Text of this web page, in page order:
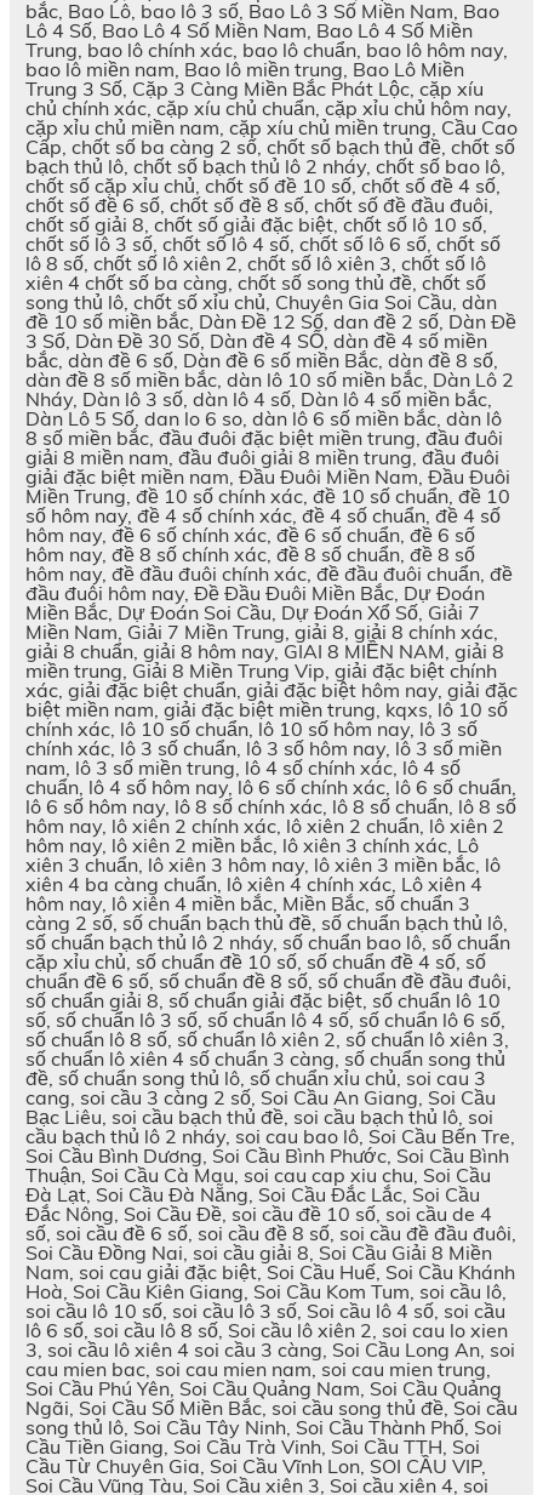
bắc, Bao Lô, bao lô 3 số, Bao Lô 3 Số Miền Nam, Bao
Lô 4 Số, Bao Lô 4 Số Miền Nam, Bao Lô 4 Số Miền
Trung, bao lô chính xác, bao lô chuẩn, bao lô hôm nay,
bao lô miền nam, Bao lô miền trung, Bao Lô Miền
Trung 3 Số, Cặp 3 Càng Miền Bắc Phát Lộc, cặp xíu
chủ chính xác, cặp xíu chủ chuẩn, cặp xỉu chủ hôm nay,
cặp xỉu chủ miền nam, cặp xíu chủ miền trung, Cầu Cao
Cấp, chốt số ba càng 2 số, chốt số bạch thủ đề, chốt số
bạch thủ lô, chốt số bạch thủ lô 2 nháy, chốt số bao lô,
chốt số cặp xỉu chủ, chốt số đề 10 số, chốt số đề 4 số,
chốt số đề 6 số, chốt số đề 8 số, chốt số đề đầu đuôi,
chốt số giải 8, chốt số giải đặc biệt, chốt số lô 10 số,
chốt số lô 3 số, chốt số lô 4 số, chốt số lô 6 số, chốt số
lô 8 số, chốt số lô xiên 2, chốt số lô xiên 3, chốt số lô
xiên 4 chốt số ba càng, chốt số song thủ đề, chốt số
song thủ lô, chốt số xỉu chủ, Chuyên Gia Soi Cầu, dàn
đề 10 số miền bắc, Dàn Đề 12 Số, dan đề 2 số, Dàn Đề
3 Số, Dàn Đề 30 Số, Dàn đề 4 SỐ, dàn đề 4 số miền
bắc, dàn đề 6 số, Dàn đề 6 số miền Bắc, dàn đề 8 số,
dàn đề 8 số miền bắc, dàn lô 10 số miền bắc, Dàn Lô 2
Nháy, Dàn lô 3 số, dàn lô 4 số, Dàn lô 4 số miền bắc,
Dàn Lô 5 Số, dan lo 6 so, dàn lô 6 số miền bắc, dàn lô
8 số miền bắc, đầu đuôi đặc biệt miền trung, đầu đuôi
giải 8 miền nam, đầu đuôi giải 8 miền trung, đầu đuôi
giải đặc biệt miền nam, Đầu Đuôi Miền Nam, Đầu Đuôi
Miền Trung, đề 10 số chính xác, đề 10 số chuẩn, đề 10
số hôm nay, đề 4 số chính xác, đề 4 số chuẩn, đề 4 số
hôm nay, đề 6 số chính xác, đề 6 số chuẩn, đề 6 số
hôm nay, đề 8 số chính xác, đề 8 số chuẩn, đề 8 số
hôm nay, đề đầu đuôi chính xác, đề đầu đuôi chuẩn, đề
đầu đuôi hôm nay, Đề Đầu Đuôi Miền Bắc, Dự Đoán
Miền Bắc, Dự Đoán Soi Cầu, Dự Đoán Xổ Số, Giải 7
Miền Nam, Giải 7 Miền Trung, giải 8, giải 8 chính xác,
giải 8 chuẩn, giải 8 hôm nay, GIAI 8 MIỀN NAM, giải 8
miền trung, Giải 8 Miền Trung Vip, giải đặc biệt chính
xác, giải đặc biệt chuẩn, giải đặc biệt hôm nay, giải đặc
biệt miền nam, giải đặc biệt miền trung, kqxs, lô 10 số
chính xác, lô 10 số chuẩn, lô 10 số hôm nay, lô 3 số
chính xác, lô 3 số chuẩn, lô 3 số hôm nay, lô 3 số miền
nam, lô 3 số miền trung, lô 4 số chính xác, lô 4 số
chuẩn, lô 4 số hôm nay, lô 6 số chính xác, lô 6 số chuẩn,
lô 6 số hôm nay, lô 8 số chính xác, lô 8 số chuẩn, lô 8 số
hôm nay, lô xiên 2 chính xác, lô xiên 2 chuẩn, lô xiên 2
hôm nay, lô xiên 2 miền bắc, lô xiên 3 chính xác, Lô
xiên 3 chuẩn, lô xiên 3 hôm nay, lô xiên 3 miền bắc, lô
xiên 4 ba càng chuẩn, lô xiên 4 chính xác, Lô xiên 4
hôm nay, lô xiên 4 miền bắc, Miền Bắc, số chuẩn 3
càng 2 số, số chuẩn bạch thủ đề, số chuẩn bạch thủ lô,
số chuẩn bạch thủ lô 2 nháy, số chuẩn bao lô, số chuẩn
cặp xỉu chủ, số chuẩn đề 10 số, số chuẩn đề 4 số, số
chuẩn đề 6 số, số chuẩn đề 8 số, số chuẩn đề đầu đuôi,
số chuẩn giải 8, số chuẩn giải đặc biệt, số chuẩn lô 10
số, số chuẩn lô 3 số, số chuẩn lô 4 số, số chuẩn lô 6 số,
số chuẩn lô 8 số, số chuẩn lô xiên 2, số chuẩn lô xiên 3,
số chuẩn lô xiên 4 số chuẩn 3 càng, số chuẩn song thủ
đề, số chuẩn song thủ lô, số chuẩn xỉu chủ, soi cau 3
cang, soi cầu 3 càng 2 số, Soi Cầu An Giang, Soi Cầu
Bạc Liêu, soi cầu bạch thủ đề, soi cầu bạch thủ lô, soi
cầu bạch thủ lô 2 nháy, soi cau bao lô, Soi Cầu Bến Tre,
Soi Cầu Bình Dương, Soi Cầu Bình Phước, Soi Cầu Bình
Thuận, Soi Cầu Cà Mau, soi cau cap xiu chu, Soi Cầu
Đà Lạt, Soi Cầu Đà Nẵng, Soi Cầu Đắc Lắc, Soi Cầu
Đắc Nông, Soi Cầu Đề, soi cầu đề 10 số, soi cầu de 4
số, soi cầu đề 6 số, soi cầu đề 8 số, soi cầu đề đầu đuôi,
Soi Cầu Đồng Nai, soi cầu giải 8, Soi Cầu Giải 8 Miền
Nam, soi cau giải đặc biệt, Soi Cầu Huế, Soi Cầu Khánh
Hoà, Soi Cầu Kiên Giang, Soi Cầu Kom Tum, soi cầu lô,
soi cầu lô 10 số, soi cầu lô 3 số, Soi cầu lô 4 số, soi cầu
lô 6 số, soi cầu lô 8 số, Soi cầu lô xiên 2, soi cau lo xien
3, soi cầu lô xiên 4 soi cầu 3 càng, Soi Cầu Long An, soi
cau mien bac, soi cau mien nam, soi cau mien trung,
Soi Cầu Phú Yên, Soi Cầu Quảng Nam, Soi Cầu Quảng
Ngãi, Soi Cầu Số Miền Bắc, soi cầu song thủ đề, Soi cầu
song thủ lô, Soi Cầu Tây Ninh, Soi Cầu Thành Phố, Soi
Cầu Tiền Giang, Soi Cầu Trà Vinh, Soi Cầu TTH, Soi
Cầu Từ Chuyên Gia, Soi Cầu Vĩnh Lon, SOI CẦU VIP,
Soi Cầu Vũng Tàu, Soi Cầu xiên 3, Soi cầu xiên 4, soi